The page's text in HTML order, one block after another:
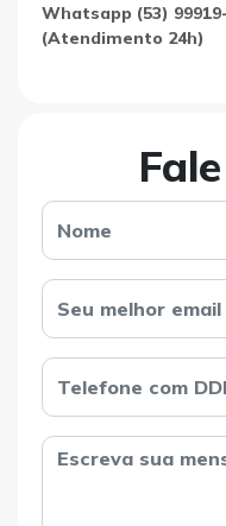
Whatsapp (53)
(Atendimento 24h)